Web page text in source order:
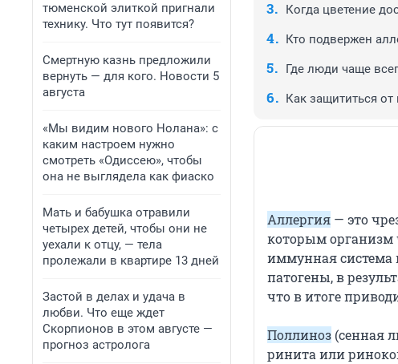
тюменской элиткой пригнали
технику. Что тут появится?
Смертную казнь предложили
вернуть — для кого. Новости 5
августа
«Мы видим нового Нолана»: с
каким настроем нужно
смотреть «Одиссею», чтобы
она не выглядела как фиаско
Мать и бабушка отравили
четырех детей, чтобы они не
уехали к отцу, — тела
пролежали в квартире 13 дней
Застой в делах и удача в
любви. Что еще ждет
Скорпионов в этом августе —
прогноз астролога
Когда цветение
Кто подвержен
Где люди чаще
Как защититься
Аллергия — это
которым организм
иммунная система
патогены, в
что в итоге
Поллиноз (сенная
ринита или